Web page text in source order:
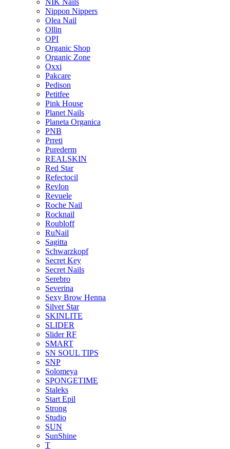
NIK Nails
Nippon Nippers
Olea Nail
Ollin
OPI
Organic Shop
Organic Zone
Oxxi
Pakcare
Pedison
Petitfee
Pink House
Planet Nails
Planeta Organica
PNB
Prreti
Purederm
REALSKIN
Red Star
Refectocil
Revlon
Revuele
Roche Nail
Rocknail
Roubloff
RuNail
Sagitta
Schwarzkopf
Secret Key
Secret Nails
Serebro
Severina
Sexy Brow Henna
Silver Star
SKINLITE
SLIDER
Slider RF
SMART
SN SOUL TIPS
SNP
Solomeya
SPONGETIME
Staleks
Start Epil
Strong
Studio
SUN
SunShine
T